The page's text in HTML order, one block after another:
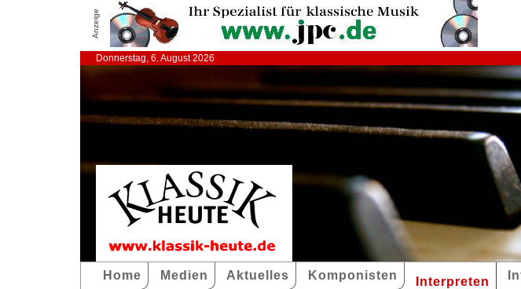
Anzeige
Donnerstag, 6. August 2026
Home Medien Aktuelles Komponisten Interpreten